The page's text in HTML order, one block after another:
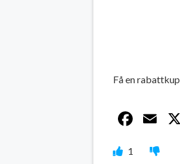
Få en
1